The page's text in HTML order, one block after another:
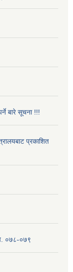
बारे सूचना !!!
प्रकाशित
०७८-०७९